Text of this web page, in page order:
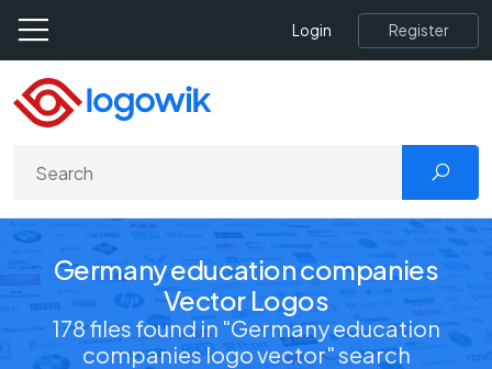
Login Register
Germany education companies
Vector Logos
178 files found in "Germany education
companies logo vector" search